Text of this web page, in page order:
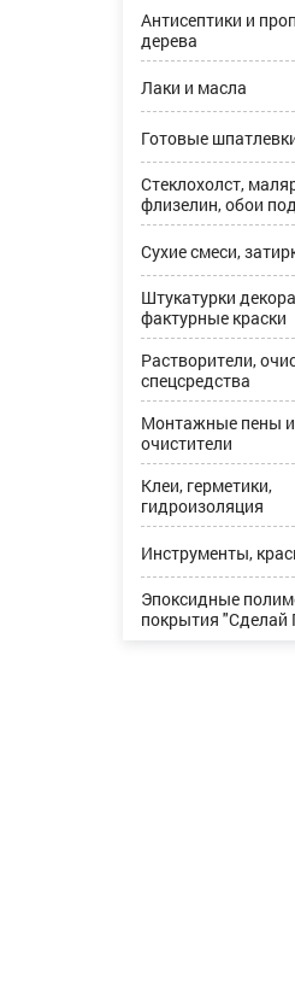
Антисептики и
дерева
Лаки и масла
Готовые
Стеклохолст,
флизелин, обои
Сухие смеси,
Штукатурки
фактурные краски
Растворители,
спецсредства
Монтажные пены и
очистители
Клеи, герметики,
гидроизоляция
Инструменты,
Эпоксидные
покрытия "Сделай